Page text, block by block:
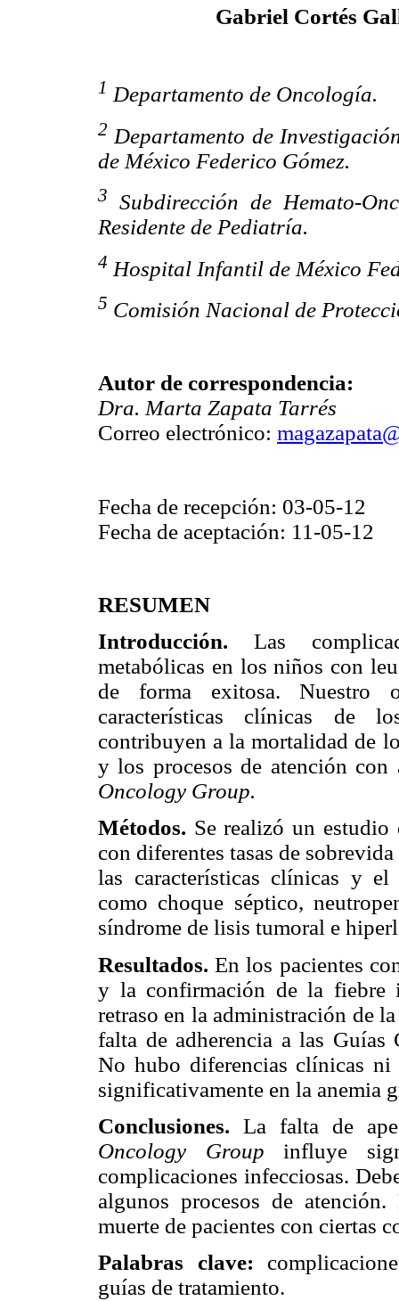
Gabriel Cortés
1 Departamento de Oncología.
2 Departamento de
de México Federico Gómez.
3
Subdirección de Hemato-
Residente de Pediatría.
4 Hospital Infantil de México
5 Comisión Nacional de
Autor de correspondencia:
Dra. Marta Zapata Tarrés
Correo electrónico:
Fecha de recepción: 03-05-12
Fecha de aceptación: 11-05-12
RESUMEN
Introducción. Las
metabólicas en los niños con
de forma exitosa. Nuestro
características clínicas de
contribuyen a la mortalidad de
y los procesos de atención
Oncology Group.
Métodos. Se realizó un estudio
con diferentes tasas de
las características clínicas y
como choque séptico,
síndrome de lisis tumoral e
Resultados. En los pacientes
y la confirmación de la fiebre
retraso en la administración de
falta de adherencia a las
No hubo diferencias clínicas ni
significativamente en la anemia
Conclusiones. La falta de
Oncology Group influye
complicaciones infecciosas.
algunos procesos de
muerte de pacientes con ciertas
Palabras clave:
guías de tratamiento.